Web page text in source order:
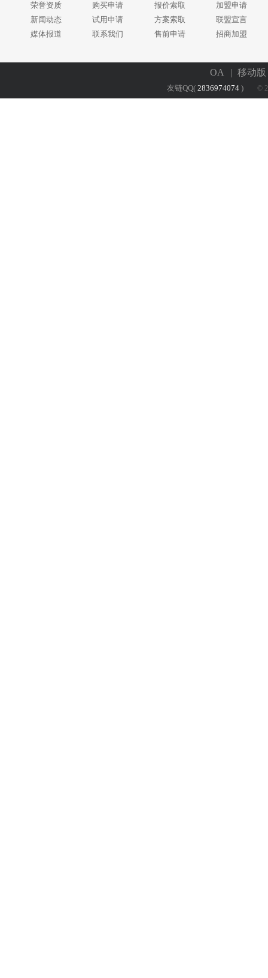
荣誉资质
新闻动态
媒体报道
购买申请
试用申请
联系我们
报价索取
方案索取
售前申请
加盟申请
联盟宣言
招商加盟
OA | 移动
友链QQ( 2836974074 ) ©